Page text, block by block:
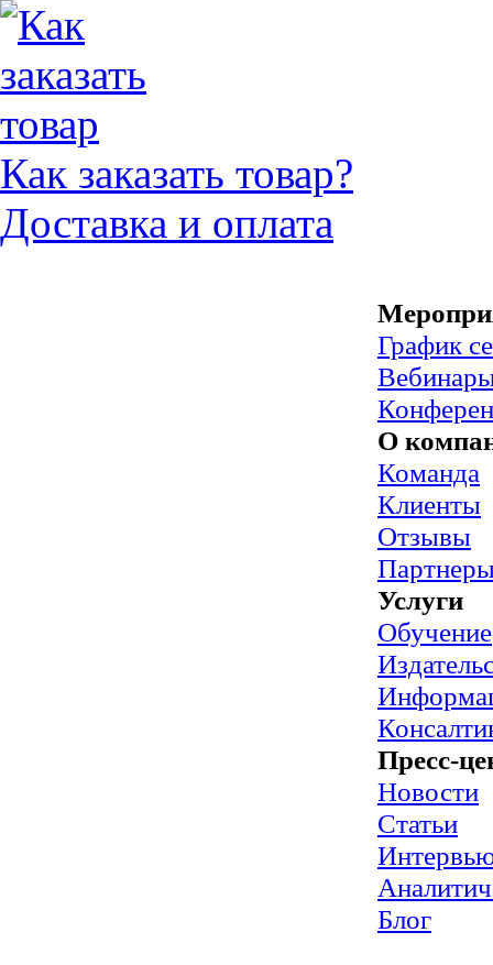
Как заказать товар?
Доставка и оплата
График
О
Команда
Клиенты
Отзывы
Услуги
Обучение
Пресс-
Новости
Статьи
Блог